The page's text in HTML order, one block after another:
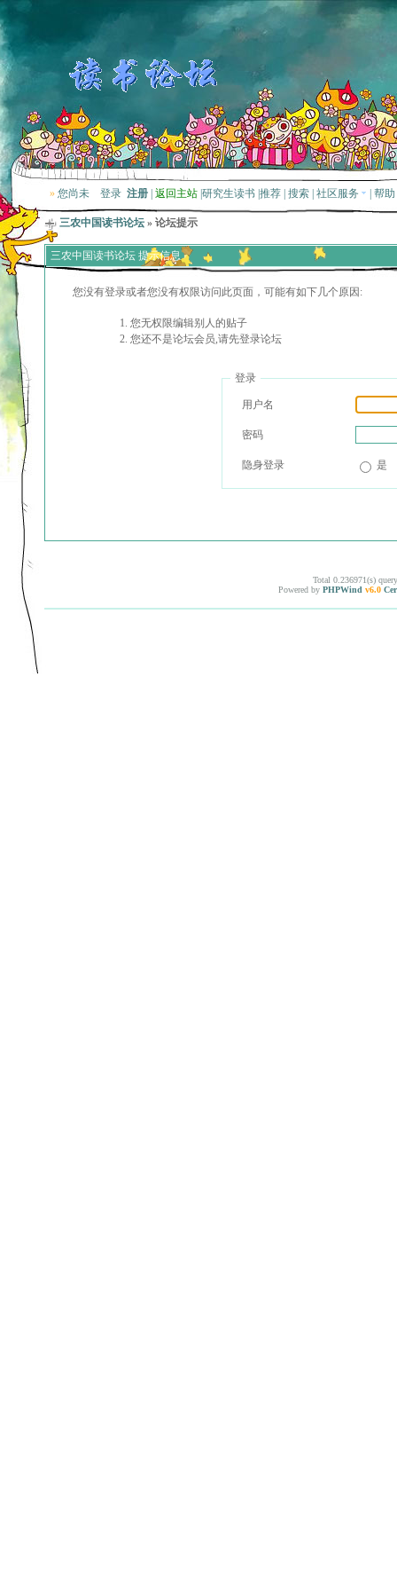
» 您尚未 登录 注册 返回主站 研究生读书 推荐 搜索 社区服务 帮助
三农中国读书论坛 » 论坛提示
三农中国读书论坛 提示信息
您没有登录或者您没有权限访问此页面，可能有如下几个原因:
您无权限编辑别人的贴子
您还不是论坛会员,请先登录论坛
登录
用户名
密码
隐身登录 是
Total 0.236971(s)
Powered by PHPWind v6.0